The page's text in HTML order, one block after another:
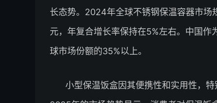
长态势。2024年全球不锈钢保温容器市
元，年复合增长率保持在5%左右。中国
球市场份额的35%以上。
小型保温饭盒因其便携性和实用性，